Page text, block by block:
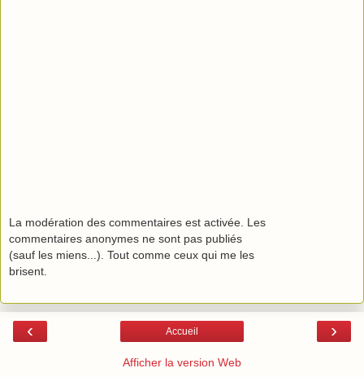
La modération des commentaires est activée. Les
commentaires anonymes ne sont pas publiés
(sauf les miens...). Tout comme ceux qui me les
brisent.
‹ ›
Accueil
Afficher la version Web